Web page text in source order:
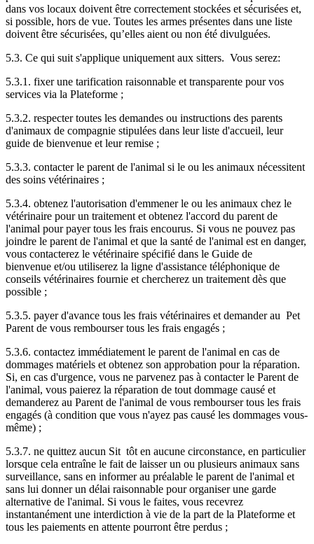
dans vos locaux doivent être correctement stockées et sécurisées et,
si possible, hors de vue. Toutes les armes présentes dans une liste
doivent être sécurisées, qu’elles aient ou non été divulguées.
5.3. Ce qui suit s'applique uniquement aux sitters. Vous serez:
5.3.1. fixer une tarification raisonnable et transparente pour vos
services via la Plateforme ;
5.3.2. respecter toutes les demandes ou instructions des parents
d'animaux de compagnie stipulées dans leur liste d'accueil, leur
guide de bienvenue et leur remise ;
5.3.3. contacter le parent de l'animal si le ou les animaux nécessitent
des soins vétérinaires ;
5.3.4. obtenez l'autorisation d'emmener le ou les animaux chez le
vétérinaire pour un traitement et obtenez l'accord du parent de
l'animal pour payer tous les frais encourus. Si vous ne pouvez pas
joindre le parent de l'animal et que la santé de l'animal est en danger,
vous contacterez le vétérinaire spécifié dans le Guide de
bienvenue et/ou utiliserez la ligne d'assistance téléphonique de
conseils vétérinaires fournie et chercherez un traitement dès que
possible ;
5.3.5. payer d'avance tous les frais vétérinaires et demander au Pet
Parent de vous rembourser tous les frais engagés ;
5.3.6. contactez immédiatement le parent de l'animal en cas de
dommages matériels et obtenez son approbation pour la réparation.
Si, en cas d'urgence, vous ne parvenez pas à contacter le Parent de
l'animal, vous paierez la réparation de tout dommage causé et
demanderez au Parent de l'animal de vous rembourser tous les frais
engagés (à condition que vous n'ayez pas causé les dommages vous-
même) ;
5.3.7. ne quittez aucun Sit tôt en aucune circonstance, en particulier
lorsque cela entraîne le fait de laisser un ou plusieurs animaux sans
surveillance, sans en informer au préalable le parent de l'animal et
sans lui donner un délai raisonnable pour organiser une garde
alternative de l'animal. Si vous le faites, vous recevrez
instantanément une interdiction à vie de la part de la Plateforme et
tous les paiements en attente pourront être perdus ;